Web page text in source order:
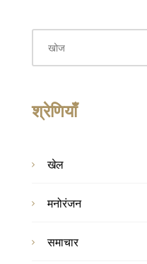
श्रेणियाँ
खेल
मनोरंजन
समाचार